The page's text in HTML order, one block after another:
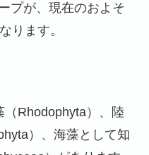
プが、現在のおよそ
ります。
Rhodophyta）、陸
）、海藻として知